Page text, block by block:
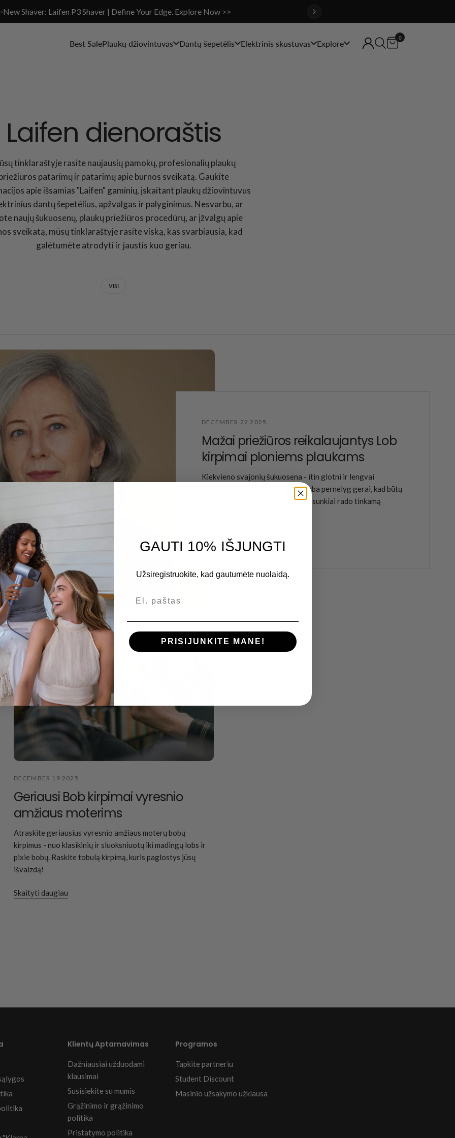
Shaver: Laifen P3 Shaver | Define Your Edge. Explore Now >>
Best SalePlaukų džiovintuvas Dantų šepetėlis Elektrinis skustuvas Explore
0
Laifen dienoraštis
tinklaraštyje rasite naujausių pamokų, profesionalių plaukų
patarimų ir patarimų apie burnos sveikatą. Gaukite
apie išsamias "Laifen" gaminių, įskaitant plaukų džiovintuvus
dantų šepetėlius, apžvalgas ir palyginimus. Nesvarbu, ar
naujų šukuosenų, plaukų priežiūros procedūrų, ar įžvalgų apie
sveikatą, mūsų tinklaraštyje rasite viską, kas svarbiausia, kad
galėtumėte atrodyti ir jaustis kuo geriau.
VISI
DECEMBER 22 2025
Mažai priežiūros reikalaujantys Lob
kirpimai ploniems plaukams
Kiekvieno svajonių šukuosena - itin glotni ir lengvai
prižiūrima, tiesa? Galbūt tai skamba pernelyg gerai, kad būtų
tiesa, bet visiems, kurie praeityje sunkiai rado tinkamą
DECEMBER 19 2025
Geriausi Bob kirpimai vyresnio
amžiaus moterims
Atraskite geriausius vyresnio amžiaus moterų bobų
kirpimus - nuo klasikinių ir sluoksniuotų iki madingų lobs ir
pixie bobų. Raskite tobulą kirpimą, kuris paglostys jūsų
išvaizdą!
Skaityti daugiau
Klientų Aptarnavimas
Dažniausiai užduodami
klausimai
Susisiekite su mumis
Grąžinimo ir grąžinimo
politika
Pristatymo politika
Programos
Tapkite partneriu
Student Discount
Masinio užsakymo užklausa
GAUTI 10% IŠJUNGTI
Užsiregistruokite, kad gautumėte nuolaidą.
PRISIJUNKITE MANE!